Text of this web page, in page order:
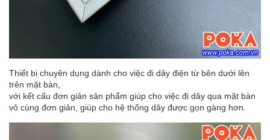
Thiết bị chuyên dụng dành cho việc đi dây điện từ bên dưới lên
trên mặt bàn,
với kết cấu đơn giản sản phẩm giúp cho việc đi dây qua mặt bàn
vô cùng đơn giản, giúp cho hệ thống dây được gọn gàng hơn.